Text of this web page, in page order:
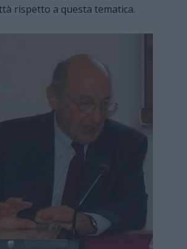
rispetto a questa tematica.